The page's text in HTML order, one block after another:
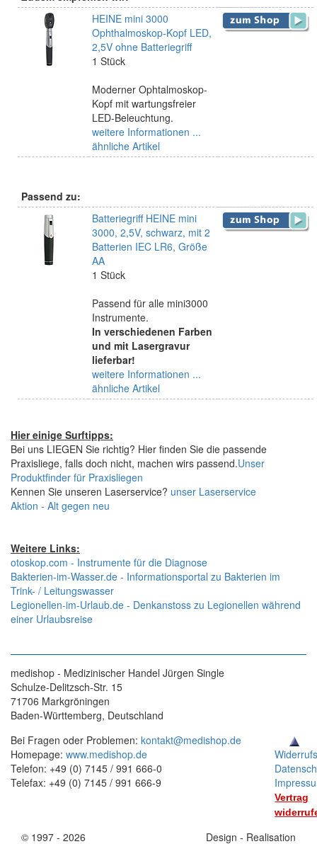
HEINE mini 3000
Ophthalmoskop-Kopf LED,
2,5V ohne Batteriegriff
1 Stück
Moderner Ophtalmoskop-
Kopf mit wartungsfreier
LED-Beleuchtung.
weitere Informationen ...
ähnliche Artikel
Passend zu:
Batteriegriff HEINE mini
3000, 2,5V, schwarz, mit 2
Batterien IEC LR6, Größe
AA
1 Stück
Passend für alle mini3000
Instrumente.
In verschiedenen Farben
und mit Lasergravur
lieferbar!
weitere Informationen ...
ähnliche Artikel
Hier einige Surftipps:
Bei uns LIEGEN Sie richtig? Hier finden Sie die passende
Praxisliege, falls doch nicht, machen wirs passend.Unser
Produktfinder für Praxisliegen
Kennen Sie unseren Laserservice? unser Laserservice
Aktion - Alt gegen neu
Weitere Links:
otoskop.com - Instrumente für die Diagnose
Bakterien-im-Wasser.de - Informationsportal zu Bakterien im
Trink- / Leitungswasser
Legionellen-im-Urlaub.de - Denkanstoss zu Legionellen während
einer Urlaubsreise
medishop - Medizinischer Handel Jürgen Single
Schulze-Delitzsch-Str. 15
71706 Markgröningen
Baden-Württemberg, Deutschland
Bei Fragen oder Problemen: kontakt@medishop.de
Homepage: www.medishop.de
Telefon: +49 (0) 7145 / 991 666-0
Telefax: +49 (0) 7145 / 991 666-9
Vertrag
© 1997 - 2026 Design - Realisation